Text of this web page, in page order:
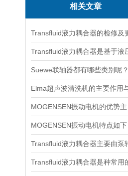
相关文章
Suewe联轴器都有哪些类别呢？
MOGENSEN振动电机特点如下